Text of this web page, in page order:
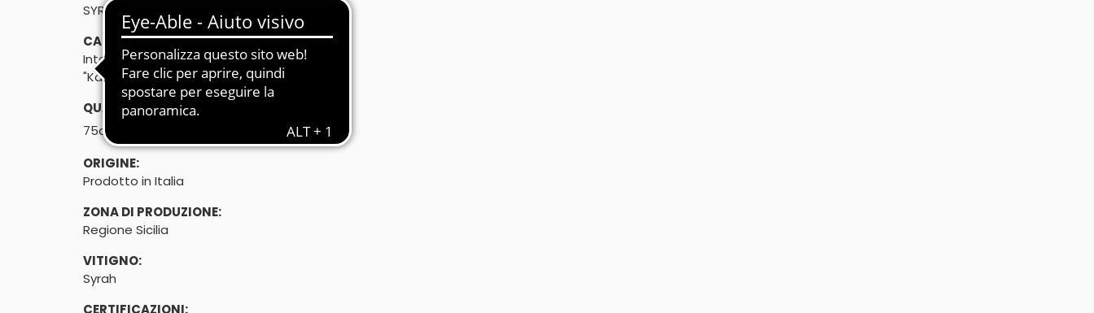
SYRAH SICILIA DOC
CARATTERISTICHE:
Integralmente prodotto
"Kalè"
QUANTITÀ:
75cl
ORIGINE:
Prodotto in Italia
ZONA DI PRODUZIONE:
Regione Sicilia
VITIGNO:
Syrah
CERTIFICAZIONI: